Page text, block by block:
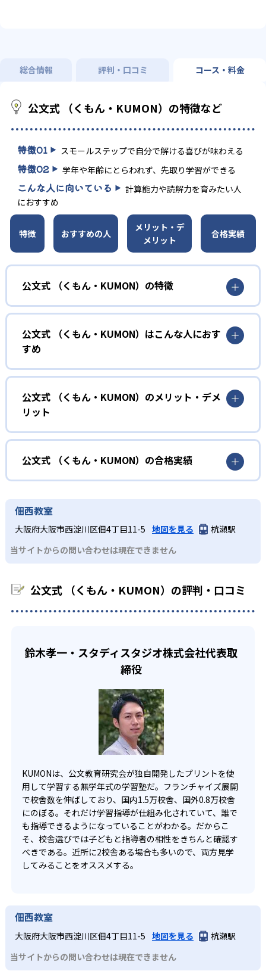
総合情報 評判・口コミ コース・料金
公文式 （くもん・KUMON）の特徴など
特徴01 スモールステップで自分で解ける喜びが味わえる
特徴02 学年や年齢にとらわれず、先取り学習ができる
こんな人に向いている
計算能力や読解力を育みたい人
におすすめ
特徴 おすすめの人
メリット・デ
メリット
合格実績
公文式 （くもん・KUMON）の特徴
01
無学年式の学力別学習
KUMONでは、年齢や学年にとらわれずに、一人ひとりの学
力に応じたレベルから学習を始めている。
確実に100点が取れるレベルから少しずつ難易度を上げてい
しさを経験できる。
KUMONの教材は、簡単な問題から高度な問題へと、スモー
ルステップで進んでいけるよう工夫されている。このスタ
イルは子どもの学習意欲をかき立てるため、教えてもらう
という受け身の姿勢ではなく、自ら進んで学ぶ姿勢を身に
つけられるだろう。
また、自学学習スタイルで学ぶ子どもたちは、自らの学習
課題に気がつくようになる。学年を超えた範囲も学習でき
03 フレキシブルな受講スタイル
KUMONでは、教室が開いている時間内であれば、何曜日に
い中高生にも通室しやすい。また、教室によっては自宅か
公文式 （くもん・KUMON）はこんな人におす
すめ
幼児
小学校に入る準備をしたい幼児向け
KUMONでは細かいステップに分かれた教材で、わかる楽し
さを経験しながら無理なく力を高めていける。
性格や学習への取り組み姿勢に合わせて内容も調整するた
め、小学校に入ってもつまずきにくい学力を身につけられ
るだろう。
中学に向けて苦手教科を克服したい子ども向け
KUMONでは経験豊富な先生が、子どものやる気を引き出せ
る。苦手な科目でも自分で解けた達成感を味わうことで、
少しずつ苦手意識を克服できるだろう。
中学生・高校生
部活や習い事と両立したい生徒向け
宿題の量や進め方に関しては、いつでも気軽に相談可能
公文式 （くもん・KUMON）のメリット・デメ
リット
どんなメリットがある？
KUMONでは自学自習スタイルで勉強するため、集中力や目
標に向かって頑張りやり抜く力を育むことができる。ま
た、年齢や学年にとらわれずに自分の学力に相応したレベ
ルから学習できるため、難しすぎてやる気を損ねたり、簡
単すぎて退屈することもない。
どんなデメリットがある？
KUMONでは、中高生のクラスでも数学・英語・国語の3教
科に限られるため、その他の教科に関しては他塾を検討す
公文式 （くもん・KUMON）の合格実績
KUMONは、公式サイトでは合格実績は公開していない。志
わせたい。
佃西教室
大阪府大阪市西淀川区佃4丁目11-5 地図を見る
杭瀬駅
当サイトからの問い合わせは現在できません
公文式 （くもん・KUMON）の評判・口コミ
鈴木孝一・スタディスタジオ株式会社代表取
締役
KUMONは、公文教育研究会が独自開発したプリントを使
用して学習する無学年式の学習塾だ。フランチャイズ展開
で校舎数を伸ばしており、国内1.5万校舎、国外0.8万校舎
にのぼる。それだけ学習指導が仕組み化されていて、誰で
も指導できるようになっていることがわかる。だからこ
そ、校舎選びでは子どもと指導者の相性をきちんと確認す
べきである。近所に2校舎ある場合も多いので、両方見学
してみることをオススメする。
佃西教室
大阪府大阪市西淀川区佃4丁目11-5 地図を見る
杭瀬駅
当サイトからの問い合わせは現在できません